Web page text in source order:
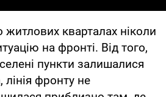
житлових кварталах ніколи
на фронті. Від того,
пункти залишалися
лінія фронту не